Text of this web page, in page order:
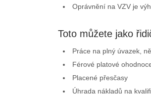
Oprávnění na VZV je
Toto můžete jako
Práce na plný úvazek,
Férové platové
Placené přesčasy
Úhrada nákladů na